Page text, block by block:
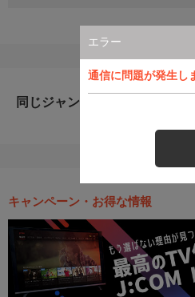
エラー
通信に問題が発生し
同じジャンルのおすすめ番組
キャンペーン・お得な情報